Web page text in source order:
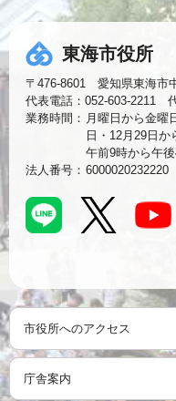
東海市役所
〒476-8601 愛知県東海市
代表電話：052-603-2211
業務時間： 月曜日から金曜
日・12月29日か
午前9時から午
法人番号： 6000020232220
市役所へのアクセス
庁舎案内